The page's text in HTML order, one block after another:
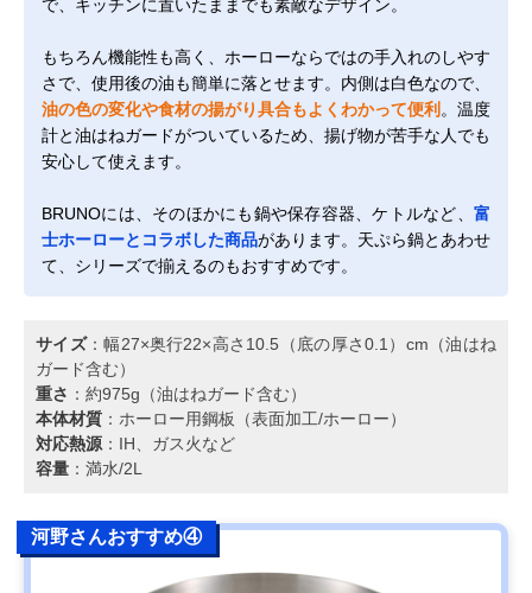
で、キッチンに置いたままでも素敵なデザイン。
もちろん機能性も高く、ホーローならではの手入れのしやす
さで、使用後の油も簡単に落とせます。内側は白色なので、
油の色の変化や食材の揚がり具合もよくわかって便利 。温度
計と油はねガードがついているため、揚げ物が苦手な人でも
安心して使えます。
BRUNOには、そのほかにも鍋や保存容器、ケトルなど、 富
士ホーローとコラボした商品があります。天ぷら鍋とあわせ
て、シリーズで揃えるのもおすすめです。
サイズ：幅27×奥行22×高さ10.5（底の厚さ0.1）cm（油はね
ガード含む）
重さ ：約975g（油はねガード含む）
本体材質 ：ホーロー用鋼板（表面加工/ホーロー）
対応熱源 ：IH、ガス火など
容量 ：満水/2L
河野さんおすすめ④